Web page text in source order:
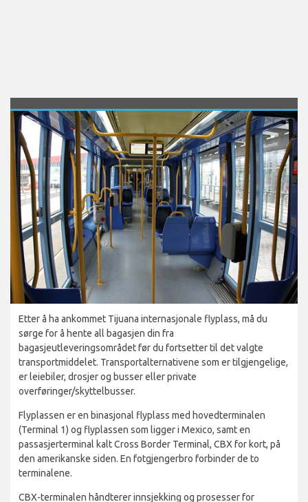
Etter å ha ankommet Tijuana internasjonale flyplass, må du
sørge for å hente all bagasjen din fra
bagasjeutleveringsområdet før du fortsetter til det valgte
transportmiddelet. Transportalternativene som er tilgjengelige,
er leiebiler, drosjer og busser eller private
overføringer/skyttelbusser.
Flyplassen er en binasjonal flyplass med hovedterminalen
(Terminal 1) og flyplassen som ligger i Mexico, samt en
passasjerterminal kalt Cross Border Terminal, CBX for kort, på
den amerikanske siden. En fotgjengerbro forbinder de to
terminalene.
CBX-terminalen håndterer innsjekking og prosesser for